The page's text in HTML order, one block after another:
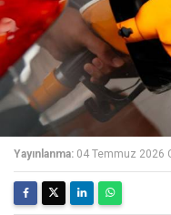
Yayınlanma: 04 Temmuz 2026